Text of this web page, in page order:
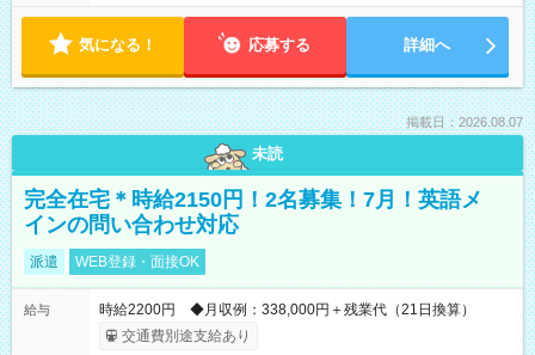
気になる！ 応募する 詳細へ
掲載日：2026.08.07
未読
完全在宅＊時給2150円！2名募集！7月！英語メ
インの問い合わせ対応
派遣 WEB登録・面接OK
給与
時給2200円 ◆月収例：338,000円＋残業代（21日換算）
交通費別途支給あり